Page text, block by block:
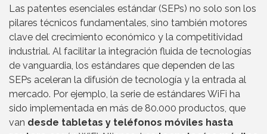
Las patentes esenciales estándar (SEPs) no solo son los
pilares técnicos fundamentales, sino también motores
clave del crecimiento económico y la competitividad
industrial. Al facilitar la integración fluida de tecnologías
de vanguardia, los estándares que dependen de las
SEPs aceleran la difusión de tecnología y la entrada al
mercado. Por ejemplo, la serie de estándares WiFi ha
sido implementada en más de 80.000 productos, que
van desde tabletas y teléfonos móviles hasta